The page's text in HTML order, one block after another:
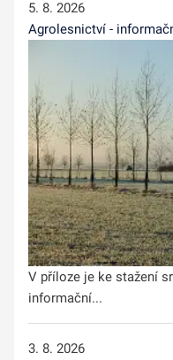
5. 8. 2026
Agrolesnictví -
V příloze je ke stažení
informační...
3. 8. 2026